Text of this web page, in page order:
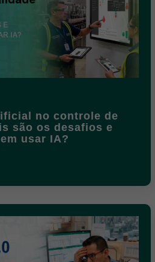
no controle de
são os desafios e
usar IA?